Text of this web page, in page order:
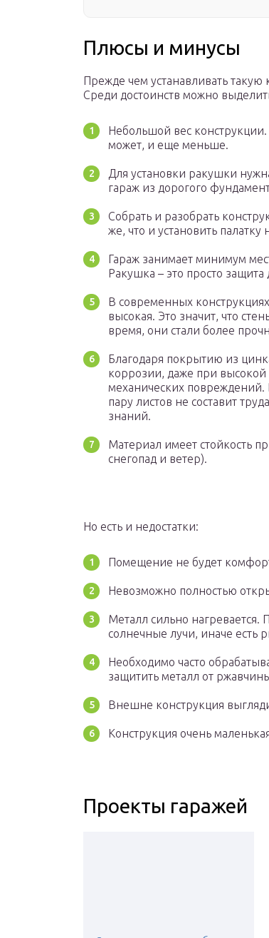
Плюсы и минусы
Прежде чем устанавливать
Среди достоинств можно
Небольшой вес
может, и еще меньше.
Для установки ракушки
гараж из дорогого
Собрать и разобрать
же, что и установить палатку
Гараж занимает минимум
Ракушка – это просто
В современных
высокая. Это значит, что
время, они стали более
Благодаря покрытию из
коррозии, даже при высокой
механических
пару листов не составит
знаний.
Материал имеет стойкость
снегопад и ветер).
Но есть и недостатки:
Помещение не будет
Невозможно полностью
Металл сильно нагревается.
солнечные лучи, иначе есть
Необходимо часто
защитить металл от
Внешне конструкция
Конструкция очень
Проекты гаражей